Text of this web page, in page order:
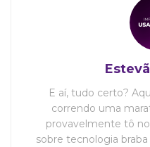
E aí, tudo certo?
correndo uma
provavelmente tô
sobre tecnologia